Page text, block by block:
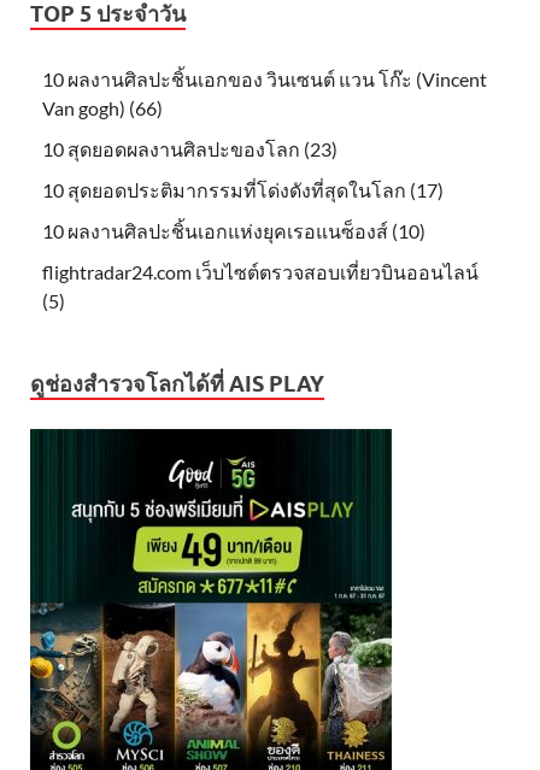
TOP 5 ประจำวัน
10 ผลงานศิลปะชิ้นเอกของ วินเซนต์ แวน โก๊ะ (Vincent
Van gogh) (66)
10 สุดยอดผลงานศิลปะของโลก (23)
10 สุดยอดประติมากรรมที่โด่งดังที่สุดในโลก (17)
10 ผลงานศิลปะชิ้นเอกแห่งยุคเรอแนซ็องส์ (10)
flightradar24.com เว็บไซต์ตรวจสอบเที่ยวบินออนไลน์
(5)
ดูช่องสำรวจโลกได้ที่ AIS PLAY